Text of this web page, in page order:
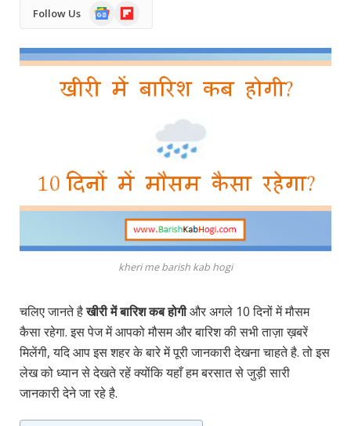
Follow Us
Google
News
Flipboard
kheri me barish kab hogi
चलिए जानते हैखीरी में बारिश कब होगीऔर अगले 10 दिनों में मौसम
कैसा रहेगा. इस पेज में आपको मौसम और बारिश की सभी ताज़ा ख़बरें
मिलेंगी, यदि आप इस शहर के बारे में पूरी जानकारी देखना चाहते है. तो इस
लेख को ध्यान से देखते रहें क्योंकि यहाँ हम बरसात से जुड़ी सारी
जानकारी देने जा रहे है.